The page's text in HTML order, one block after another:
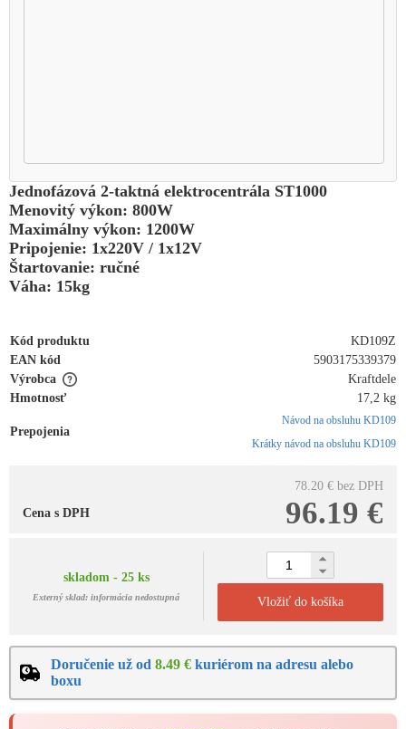
Jednofázová 2-taktná elektrocentrála ST1000
Menovitý výkon: 800W
Maximálny výkon: 1200W
Pripojenie: 1x220V / 1x12V
Štartovanie: ručné
Váha: 15kg
Kód produktu
KD109Z
EAN kód
5903175339379
Výrobca
Kraftdele
Hmotnosť
17,2 kg
Prepojenia
Návod na obsluhu KD109
Krátky návod na obsluhu KD109
78.20 € bez DPH
96.19 €
Cena s DPH
skladom - 25 ks
Externý sklad: informácia nedostupná Vložiť do košíka
Doručenie už od 8.49 € kuriérom na adresu alebo
boxu